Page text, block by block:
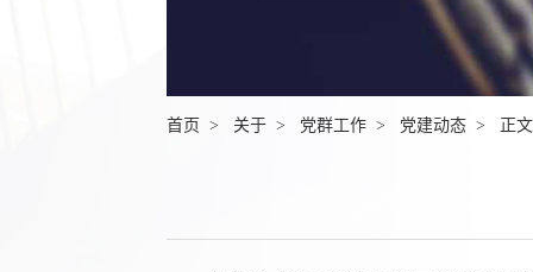
首页 > 关于 > 党群工作 > 党建动态 > 正文